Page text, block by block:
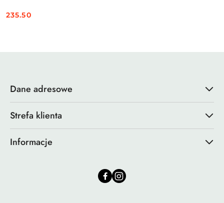
Cena:
235.50
Dane adresowe
Strefa klienta
Informacje